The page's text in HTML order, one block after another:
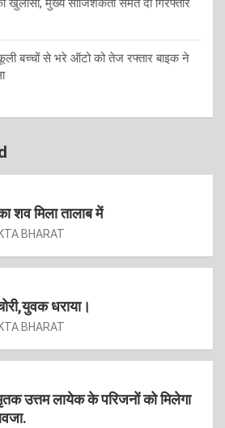
खुलासा, मुख्य साजिशकर्ता समेत दो गिरफ्तार
बच्चों से भरे ऑटो को तेज रफ्तार बाइक ने
शव मिला तालाब में
BHARAT
धराया।
BHARAT
उत्तम लायेक के परिजनों को मिलेगा